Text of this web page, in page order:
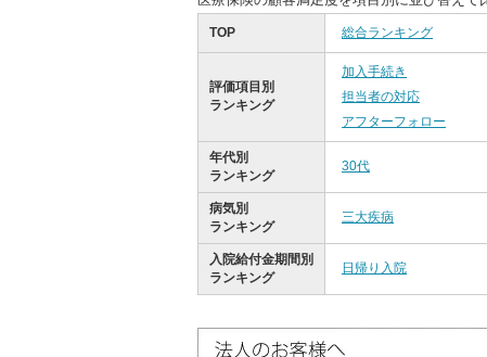
TOP 総合ランキング
評価項目別
ランキング
加入手続き
担当者の対応
アフターフォロー
年代別
ランキング
30代
病気別
ランキング
三大疾病
入院給付金期間別
ランキング
日帰り入院